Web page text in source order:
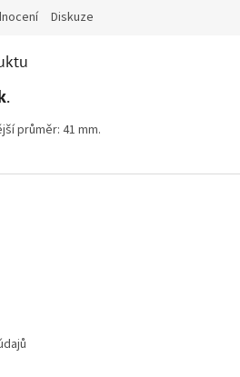
Diskuze
.
průměr: 41 mm.